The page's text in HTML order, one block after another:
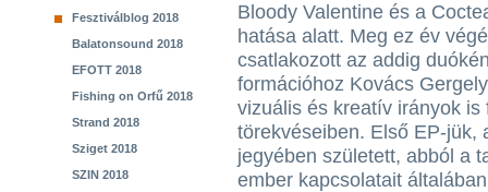
Fesztiválblog 2018
Balatonsound 2018
EFOTT 2018
Fishing on Orfű 2018
Strand 2018
Sziget 2018
SZIN 2018
Bloody Valentine és a
hatása alatt. Meg ez év
csatlakozott az addig
formációhoz Kovács
vizuális és kreatív irányok
törekvéseiben. Első EP-jük,
jegyében született, abból a
ember kapcsolatait